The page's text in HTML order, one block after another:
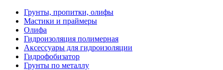
Грунты, пропитки, олифы
Мастики и праймеры
Олифа
Гидроизоляция полимерная
Аксессуары для гидроизоляции
Гидрофобизатор
Грунты по металлу